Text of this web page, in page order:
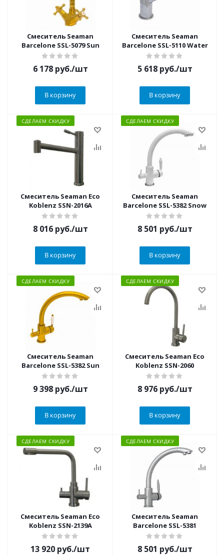
Смеситель Seaman
Barcelone SSL-5079 Sun
6 178руб./шт
В корзину
Смеситель Seaman
Barcelone SSL-5110 Water
5 618руб./шт
В корзину
СДЕЛАЕМ СКИДКУ
Смеситель Seaman Eco
Koblenz SSN-2016A
8 016руб./шт
В корзину
СДЕЛАЕМ СКИДКУ
Смеситель Seaman
Barcelone SSL-5382 Snow
8 501 руб./шт
В корзину
СДЕЛАЕМ СКИДКУ
Смеситель Seaman
Barcelone SSL-5382 Sun
9 398руб./шт
В корзину
СДЕЛАЕМ СКИДКУ
Смеситель Seaman Eco
Koblenz SSN-2060
8 976руб./шт
В корзину
СДЕЛАЕМ СКИДКУ
Смеситель Seaman Eco
Koblenz SSN-2139A
13 920 руб./шт
СДЕЛАЕМ СКИДКУ
Смеситель Seaman
Barcelone SSL-5381
8 501 руб./шт